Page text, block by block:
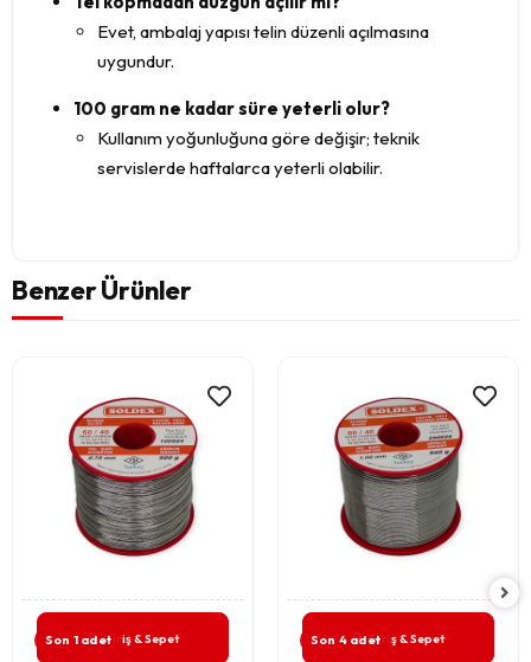
Evet, ambalaj yapısı telin düzenli açılmasına
uygundur.
100 gram ne kadar süre yeterli olur?
Kullanım yoğunluğuna göre değişir; teknik
servislerde haftalarca yeterli olabilir.
Benzer Ürünler
Son 1 adetGiriş & Sepet Son 4 adetGiriş & Sepet